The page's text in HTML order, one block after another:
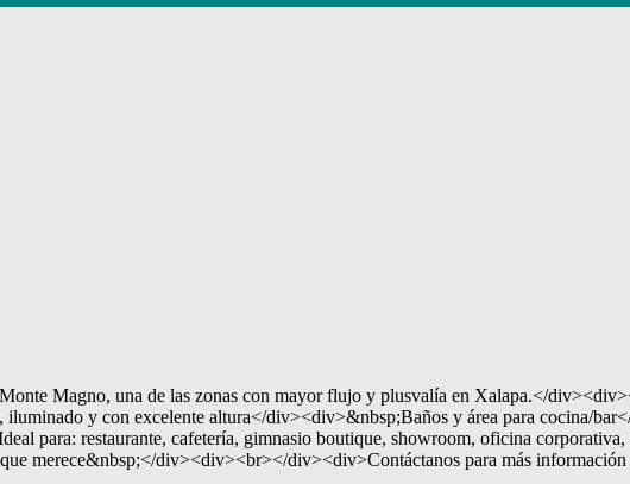
Magno, una de las zonas con mayor flujo y plusvalía en Xalapa.</
y con excelente altura</div><div>&nbsp;Baños y área para cocina/
para: restaurante, cafetería, gimnasio boutique, showroom, oficina
merece&nbsp;</div><div><br></div><div>Contáctanos para más